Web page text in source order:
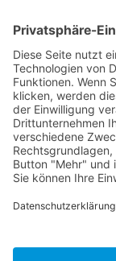
Ich stimme zu,
Beantwortung
werden. Die
Widerspruch
jederzeit in der
widerrufen.
Nutzerdaten